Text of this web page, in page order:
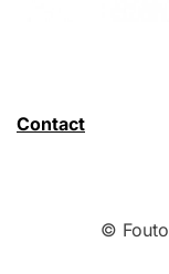
Contact
©